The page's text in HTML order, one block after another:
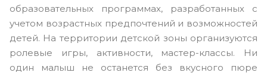
образовательных программах, разработанных с
учетом возрастных предпочтений и возможностей
детей. На территории детской зоны организуются
ролевые игры, активности, мастер-классы. Ни
один малыш не останется без вкусного пюре